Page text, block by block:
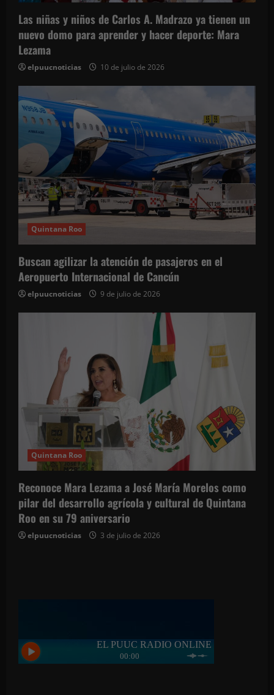
t
r
a
d
a
Las niñas y niños de Carlos A. Madrazo ya tienen un
nuevo domo para aprender y hacer deporte: Mara
Lezama
elpuucnoticias 10 de julio de 2026
Quintana Roo
Buscan agilizar la atención de pasajeros en el
Aeropuerto Internacional de Cancún
elpuucnoticias 9 de julio de 2026
Quintana Roo
Reconoce Mara Lezama a José María Morelos como
pilar del desarrollo agrícola y cultural de Quintana
Roo en su 79 aniversario
elpuucnoticias 3 de julio de 2026